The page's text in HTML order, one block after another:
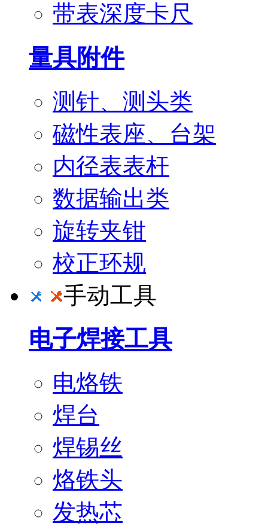
带表深度卡尺
量具附件
测针、测头类
磁性表座、台架
内径表表杆
数据输出类
旋转夹钳
校正环规
手动工具
电子焊接工具
电烙铁
焊台
焊锡丝
烙铁头
发热芯